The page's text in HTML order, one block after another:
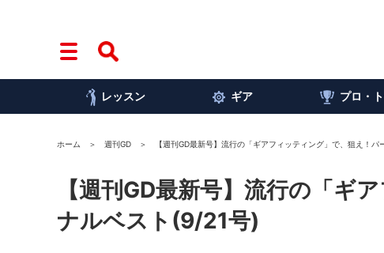
レッスン ギア プロ・
ホーム 週刊GD 【週刊GD最新号】流行の「ギアフィッティング」で、狙え！
【週刊GD最新号】流行の「ギ
ナルベスト(9/21号)